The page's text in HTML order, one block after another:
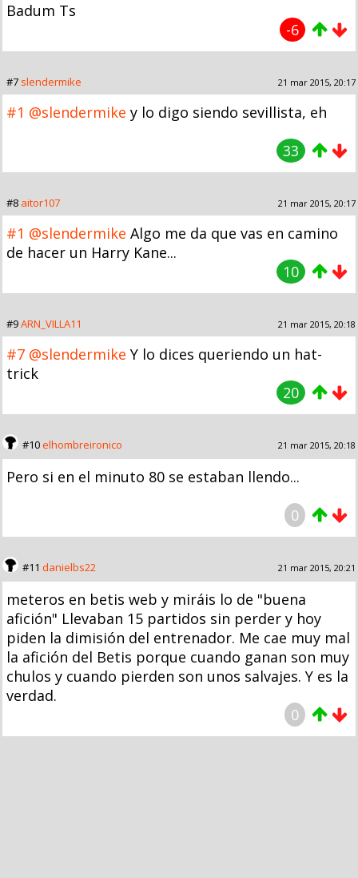
Badum Ts
-6
#7 slendermike 21 mar 2015, 20:17
#1 @slendermike y lo digo siendo sevillista, eh
33
#8 aitor107 21 mar 2015, 20:17
#1 @slendermike Algo me da que vas en camino
de hacer un Harry Kane...
10
#9ARN_VILLA11 21 mar 2015, 20:18
#7 @slendermike Y lo dices queriendo un hat-
trick
20
#10elhombreironico 21 mar 2015, 20:18
Pero si en el minuto 80 se estaban llendo...
0
#11 danielbs22 21 mar 2015, 20:21
meteros en betis web y miráis lo de "buena
afición" Llevaban 15 partidos sin perder y hoy
piden la dimisión del entrenador. Me cae muy mal
la afición del Betis porque cuando ganan son muy
chulos y cuando pierden son unos salvajes. Y es la
verdad.
0